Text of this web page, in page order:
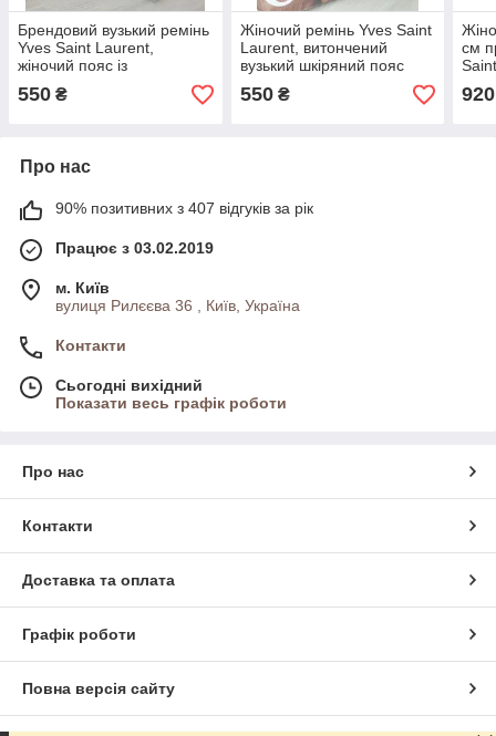
Брендовий вузький ремінь
Yves Saint Laurent,
жіночий пояс із
натуральної шкіри, пояси
Ів Сен-Лоран пряжка
550 ₴
Жіночий ремінь Yves Saint
Laurent, витончений
вузький шкіряний пояс
пряжка золото, пояси Ів
Сен-Лоран
550₴
см
920
Про нас
90% позитивних з 407 відгуків за рік
Працює з 03.02.2019
м. Київ
вулиця Рилєєва 36 , Київ, Україна
Контакти
Сьогодні вихідний
Показати весь графік роботи
Про нас
Контакти
Доставка та оплата
Графік роботи
Повна версія сайту